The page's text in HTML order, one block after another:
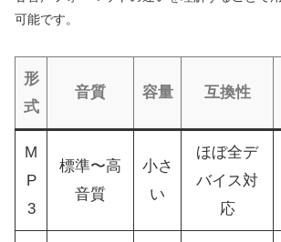
可能です。
形
式
音質 容量 互換性
M
P
3
標準〜高
音質
小さ
い
ほぼ全デ
バイス対
応